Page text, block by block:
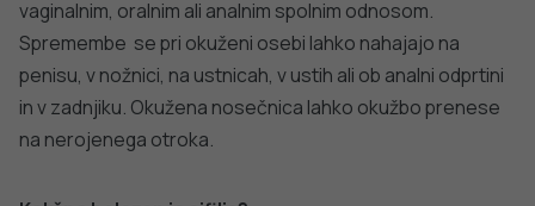
moškimi. Slovenske podatke o sifilisu najdete v poročilih o
spolno prenesenih boleznih na spletnih straneh NIJZ
na
naslednji povezavi